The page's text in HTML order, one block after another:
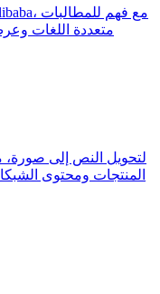
متعددة اللغات
المنتجات ومحتوى